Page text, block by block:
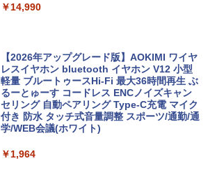
indows11 超高性能 第10世代Core i5-10
35G1 8GB 爆速NVMe式256GB-SSD カ
メラ 無線 Office付き Win11【中古ノー
トパソコン 中古パソコン 中古PC】送料
無料 あす楽対応 即日発送（Windows10
も対応可能 Win10）
￥61,999
MINISFORUM｜ミニスフォーラム 超小
型 デスクトップパソコン LN150W(Wind
ows 11 Pro/Intel Processor N150/メモ
リ 8GB/SSD 256GB/VESA) ミニPC LN1
50W-8/256-W11Pro(N150)
￥49,800
グレア フルHD 75Hz ブルーライト軽減
パネル 178度 広角 高解像度目に優しいフ
リッカーフリー (PS5確認済み/HDMI/VG
A/3年保証)
￥9,980
和山やま作品4冊セット 小冊子＆アクリ
ルスタンド付き特装版 （ビームコミック
ス） [ 和山 やま ]
￥11,000
施設基準パーフェクトブック 2026年度
￥14,990
【2026年アップグレード版】AOKIMI ワイヤ
レスイヤホン bluetooth イヤホン V12 小型
軽量 ブルートゥースHi-Fi 最大36時間再生 ぶ
るーとゅーす コードレス ENCノイズキャン
セリング 自動ペアリング Type-C充電 マイク
付き 防水 タッチ式音量調整 スポーツ/通勤/通
学/WEB会議(ホワイト)
￥1,964